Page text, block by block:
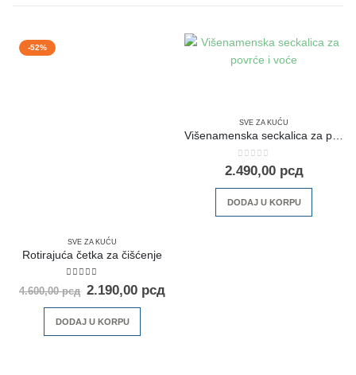
-52%
SVE ZA KUĆU
Rotirajuća četka za čišćenje
out of 5
4.600,00рсд 2.190,00 рсд
DODAJ U KORPU
SVE ZA KUĆU
Višenamenska seckalica za povrće i voće
0out of 5
2.490,00 рсд
DODAJ U KORPU